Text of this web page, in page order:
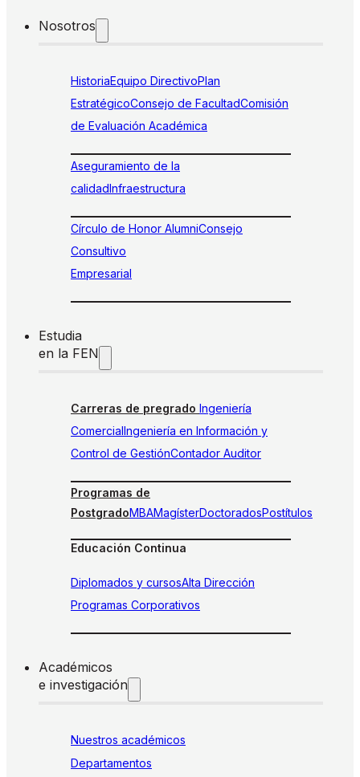
Nosotros
HistoriaEquipo DirectivoPlan
EstratégicoConsejo de FacultadComisión
de Evaluación Académica
Aseguramiento de la
calidadInfraestructura
Círculo de Honor AlumniConsejo
Consultivo
Empresarial
Estudia
en la FEN
Carreras de pregrado Ingeniería
ComercialIngeniería en Información y
Control de GestiónContador Auditor
Programas de
PostgradoMBAMagísterDoctoradosPostítulos
Educación Continua
Diplomados y cursosAlta Dirección
Programas Corporativos
Académicos
e investigación
Nuestros académicos
Departamentos